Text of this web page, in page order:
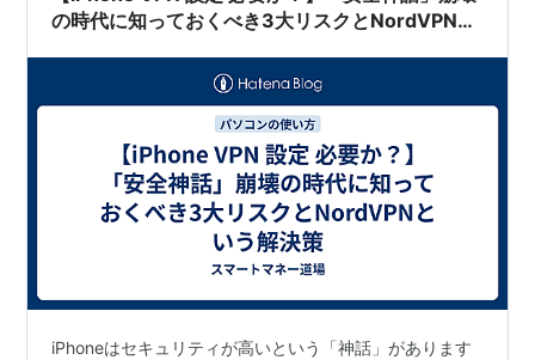
の時代に知っておくべき3大リスクとNordVPNと
iPhoneはセキュリティが高いという「神話」があります